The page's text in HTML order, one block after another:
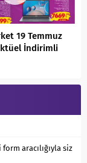
19 Temmuz
İndirimli
aracılığıyla siz